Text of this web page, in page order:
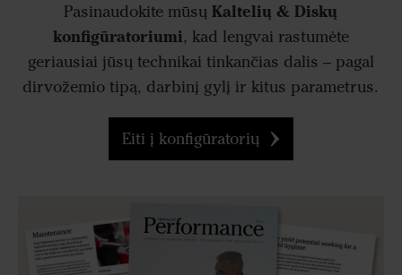
Pasinaudokite mūsų Kaltelių & Diskų
konfigūratoriumi, kad lengvai rastumėte
geriausiai jūsų technikai tinkančias dalis – pagal
dirvožemio tipą, darbinį gylį ir kitus parametrus.
Eiti į konfigūratorių